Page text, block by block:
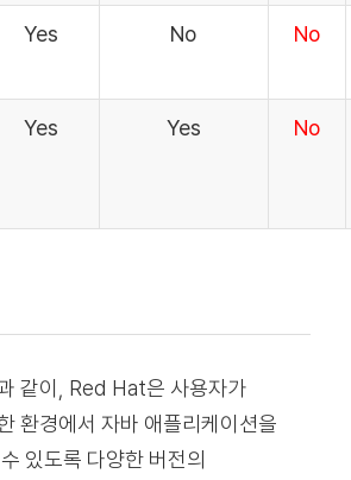
Yes No No
Yes Yes No
같이, Red Hat은 사용자가
환경에서 자바 애플리케이션을
있도록 다양한 버전의